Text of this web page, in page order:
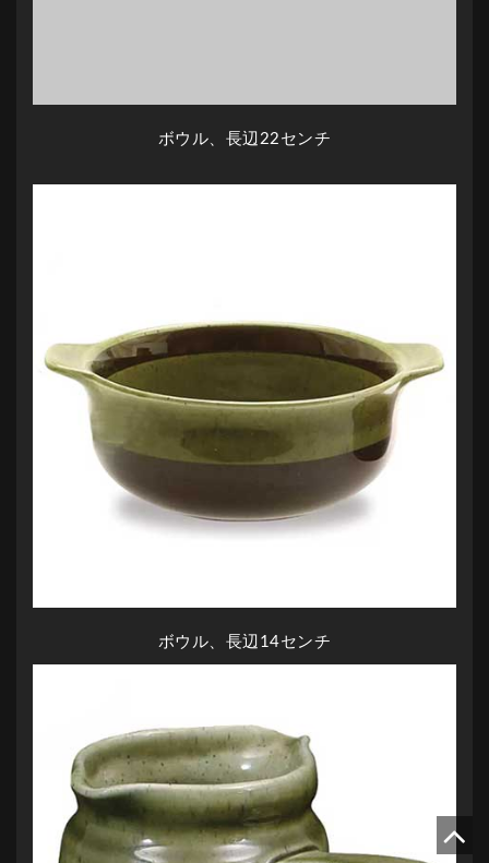
ボウル、長辺22センチ
ボウル、長辺14センチ